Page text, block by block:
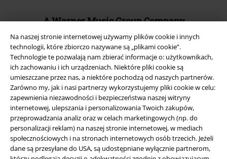
Na naszej stronie internetowej używamy plików cookie i innych
technologii, które zbiorczo nazywane są „plikami cookie”.
Technologie te pozwalają nam zbierać informacje o: użytkownikach,
ich zachowaniu i ich urządzeniach. Niektóre pliki cookie są
umieszczane przez nas, a niektóre pochodzą od naszych partnerów.
Zarówno my, jak i nasi partnerzy wykorzystujemy pliki cookie w celu:
zapewnienia niezawodności i bezpieczeństwa naszej witryny
internetowej, ulepszania i personalizowania Twoich zakupów,
przeprowadzania analiz oraz w celach marketingowych (np. do
personalizacji reklam) na naszej stronie internetowej, w mediach
społecznościowych i na stronach internetowych osób trzecich. Jeżeli
dane są przesyłane do USA, są udostępniane wyłącznie partnerom,
A Warner Music Group Company